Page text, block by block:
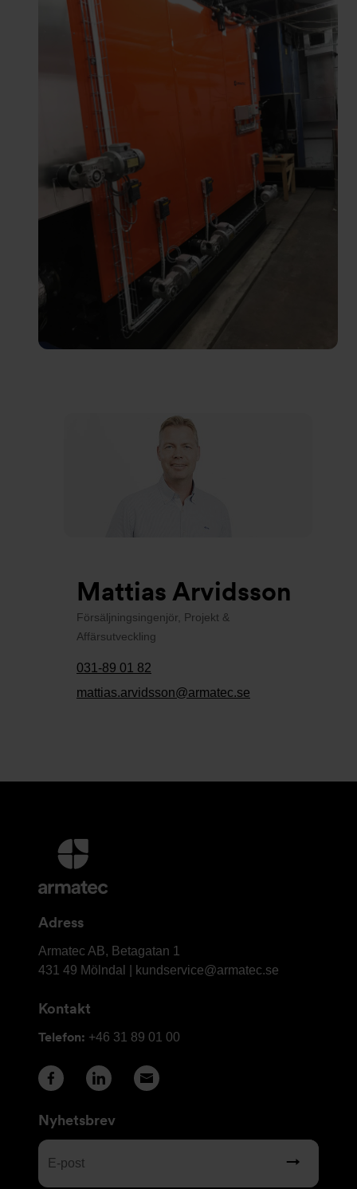
Mattias Arvidsson
Försäljningsingenjör, Projekt &
Affärsutveckling
031-89 01 82
mattias.arvidsson@armatec.se
Ytterligare
information
och
Adress
Armatec
AB
Armatec AB, Betagatan 1
431 49 Mölndal |
kundservice@armatec.se
Kontakt
Telefon: +46 31 89 01 00
Nyhetsbrev
E-
post